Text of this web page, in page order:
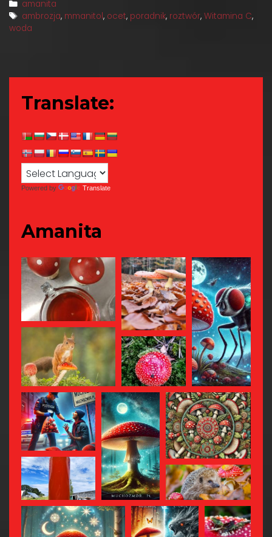
Categories
amanita
Tags
ambrozja, mmanitol, ocet, poradnik, roztwór,Witamina C,
woda
Translate:
Powered by Translate
Amanita